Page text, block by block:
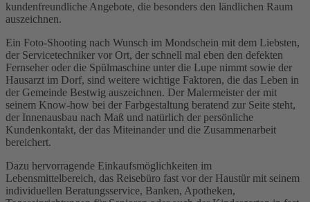
kundenfreundliche Angebote, die besonders den ländlichen Raum
auszeichnen.
Ein Foto-Shooting nach Wunsch im Mondschein mit dem Liebsten,
der Servicetechniker vor Ort, der schnell mal eben den defekten
Fernseher oder die Spülmaschine unter die Lupe nimmt sowie der
Hausarzt im Dorf, sind weitere wichtige Faktoren, die das Leben in
der Gemeinde Bestwig auszeichnen. Der Malermeister der mit
seinem Know-how bei der Farbgestaltung beratend zur Seite steht,
der Innenausbau nach Maß und natürlich der persönliche
Kundenkontakt, der das Miteinander und die Zusammenarbeit
bereichert.
Dazu hervorragende Einkaufsmöglichkeiten im
Lebensmittelbereich, das Reisebüro fast vor der Haustür mit seinem
individuellen Beratungsservice, Banken, Apotheken,